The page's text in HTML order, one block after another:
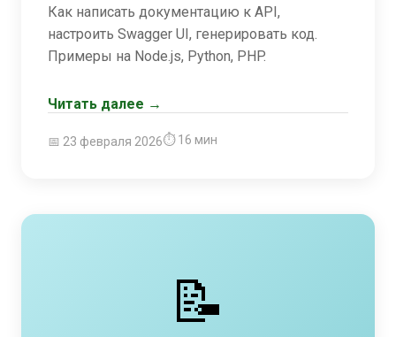
Как написать документацию к API,
настроить Swagger UI, генерировать код.
Примеры на Node.js, Python, PHP.
Читать далее →
📅 23 февраля 2026⏱ 16 мин
📝